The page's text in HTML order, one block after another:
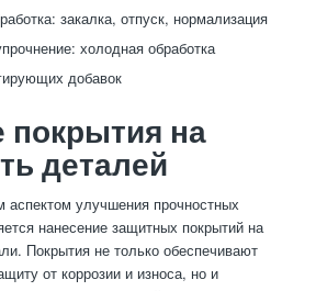
закалка, отпуск, нормализация
холодная обработка
добавок
покрытия на
деталей
улучшения прочностных
нанесение защитных покрытий на
Покрытия не только обеспечивают
от коррозии и износа, но и